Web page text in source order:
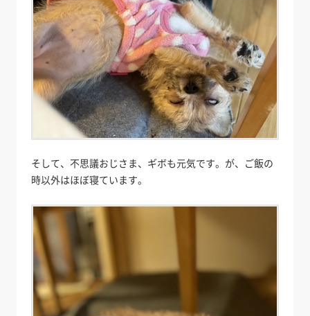
そして、不思議おじさま、ギボも元気です。が、ご飯の
時以外はほぼ寝ています。